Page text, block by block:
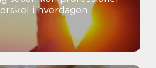
i hverdagen